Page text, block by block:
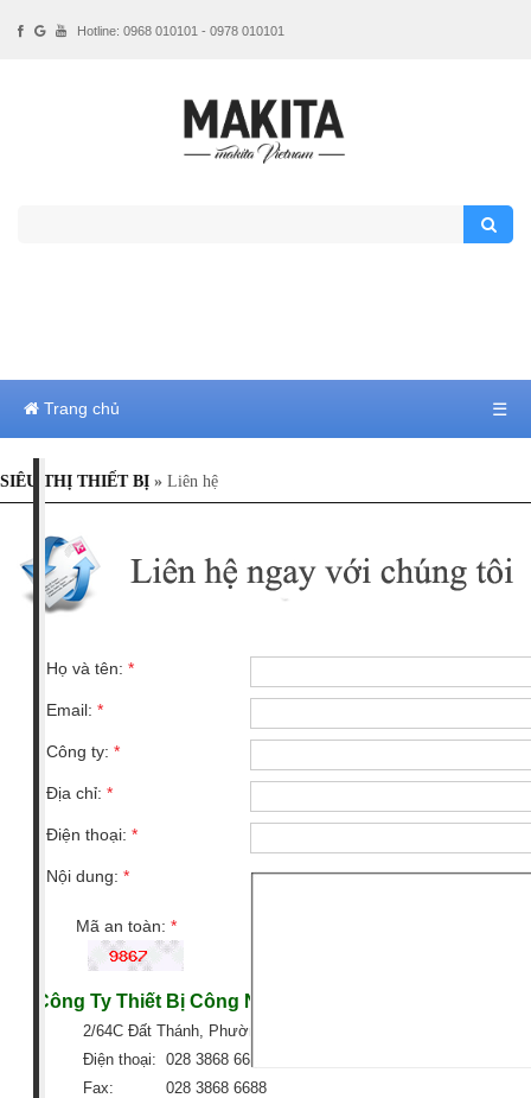
Trang chủ ☰
SIÊU THỊ THIẾT BỊ » Liên hệ
Họ và tên: *
Email: *
Công ty: *
Địa chỉ: *
Điện thoại: *
Nội dung: *
Mã an toàn: *
Công Ty Thiết Bị Công Nghiệp GTG
2/64C Đất Thánh, Phường 6, Quận Tân Bình, TP HCM
Điện thoại: 028 3868 6666
Fax: 028 3868 6688
Hotline: 0968 010101 - 0978 010101